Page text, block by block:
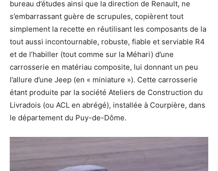
bureau d’études ainsi que la direction de Renault, ne
s’embarrassant guère de scrupules, copièrent tout
simplement la recette en réutilisant les composants de la
tout aussi incontournable, robuste, fiable et serviable R4
et de l’habiller (tout comme sur la Méhari) d’une
carrosserie en matériau composite, lui donnant un peu
l’allure d’une Jeep (en « miniature »). Cette carrosserie
étant produite par la société Ateliers de Construction du
Livradois (ou ACL en abrégé), installée à Courpière, dans
le département du Puy-de-Dôme.